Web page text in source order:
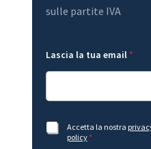
sulle partite IVA
t
c
e
t
u
a
l
l
Lascia la tua email *
A
c
Accetta la nostra
policy*